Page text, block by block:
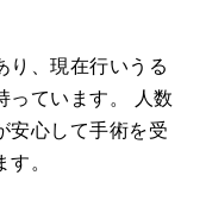
り、現在行いうる
っています。 人数
安心して手術を受
。